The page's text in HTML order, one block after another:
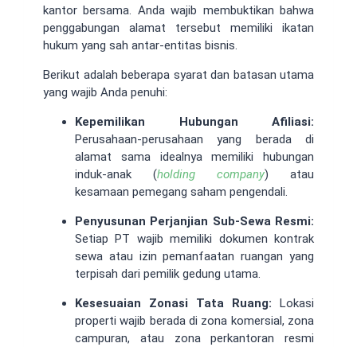
kantor bersama. Anda wajib membuktikan bahwa
penggabungan alamat tersebut memiliki ikatan
hukum yang sah antar-entitas bisnis.
Berikut adalah beberapa syarat dan batasan utama
yang wajib Anda penuhi:
Kepemilikan Hubungan Afiliasi:
Perusahaan-perusahaan yang berada di
alamat sama idealnya memiliki hubungan
induk-anak (holding company) atau
kesamaan pemegang saham pengendali.
Penyusunan Perjanjian Sub-Sewa Resmi:
Setiap PT wajib memiliki dokumen kontrak
sewa atau izin pemanfaatan ruangan yang
terpisah dari pemilik gedung utama.
Kesesuaian Zonasi Tata Ruang: Lokasi
properti wajib berada di zona komersial, zona
campuran, atau zona perkantoran resmi